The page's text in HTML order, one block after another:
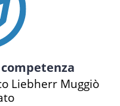
Liebherr Muggiò